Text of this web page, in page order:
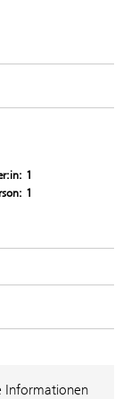
1
1
Informationen